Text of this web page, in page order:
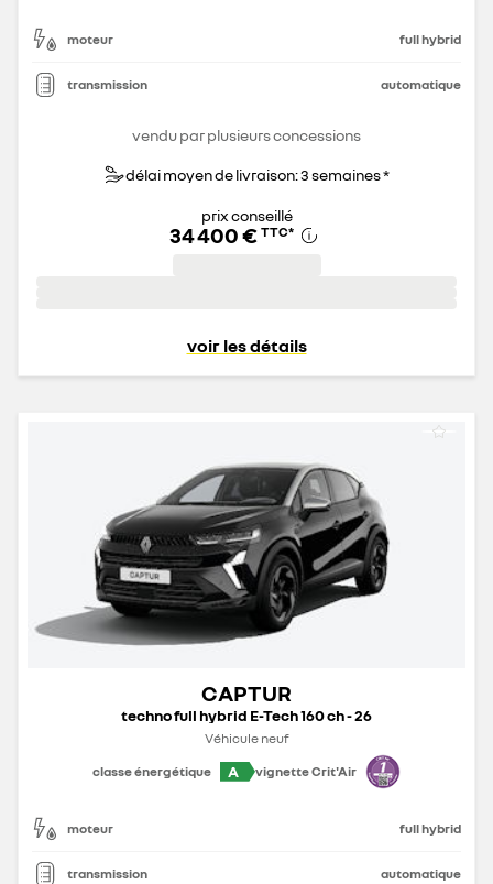
moteur full hybrid
transmission automatique
vendu par plusieurs concessions
délai moyen de livraison: 3 semaines *
prix conseillé
34 400 € TTC*
voir les détails
CAPTUR
techno full hybrid E-Tech 160 ch - 26
Véhicule neuf
classe énergétique
A vignette Crit'Air
moteur full hybrid
transmission automatique